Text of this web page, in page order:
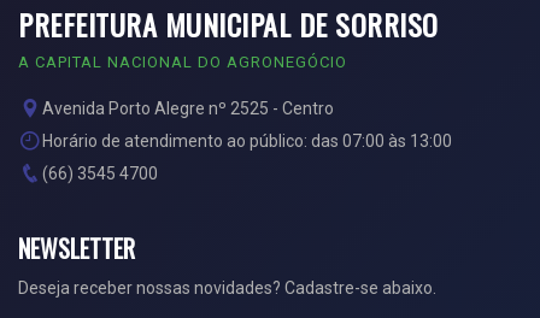
PREFEITURA MUNICIPAL DE SORRISO
A CAPITAL NACIONAL DO AGRONEGÓCIO
Avenida Porto Alegre nº 2525 - Centro
Horário de atendimento ao público: das 07:00 às 13:00
(66) 3545 4700
NEWSLETTER
Deseja receber nossas novidades? Cadastre-se abaixo.